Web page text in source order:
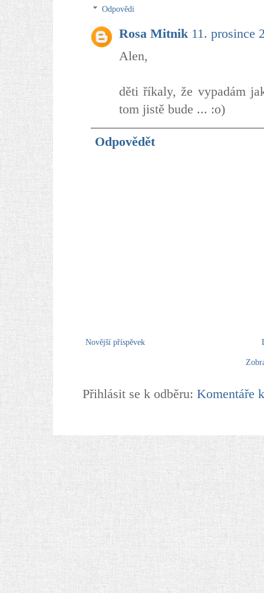
Odpovědi
Rosa Mitnik 11. prosince
Alen,
děti říkaly, že vypadám
tom jistě bude ... :o)
Odpovědět
Novější příspěvek
Přihlásit se k odběru: Komentáře